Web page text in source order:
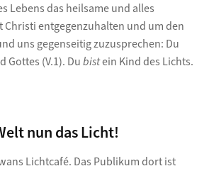
Lebens das heilsame und alles
entgegenzuhalten und um den
uns gegenseitig zuzusprechen: Du
Gottes (V.1). Dubistein Kind des Lichts.
nun das Licht!
Lichtcafé. Das Publikum dort ist